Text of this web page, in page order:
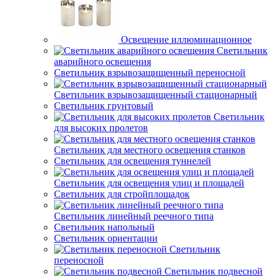
Освещение иллюминационное
Светильник
аварийного освещения
Светильник взрывозащищенный переносной
Светильник взрывозащищенный стационарный
Светильник грунтовый
Светильник
для высоких пролетов
Светильник для местного освещения станков
Светильник для освещения туннелей
Светильник для освещения улиц и площадей
Светильник для стройплощадок
Светильник линейный реечного типа
Светильник напольный
Светильник ориентации
Светильник
переносной
Светильник подвесной